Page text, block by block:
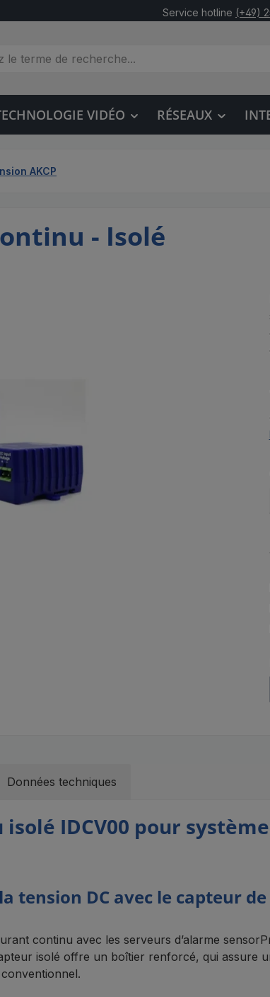
Service hotline (+49)
VIDÉO RÉSEAUX
AKCP
- Isolé
Données techniques
IDCV00 pour
tension DC avec le capteur
continu avec les serveurs d’alarme
isolé offre un boîtier renforcé, qui